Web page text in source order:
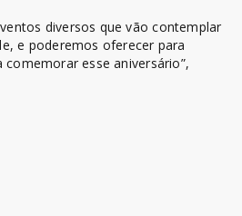
diversos que vão contemplar
e poderemos oferecer para
esse aniversário”,